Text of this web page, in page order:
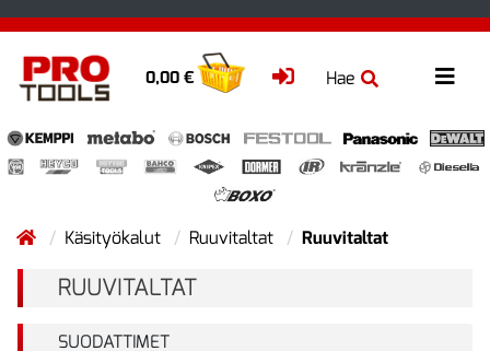
Hae
0,00 €
Käsityökalut Ruuvitaltat Ruuvitaltat
RUUVITALTAT
SUODATTIMET